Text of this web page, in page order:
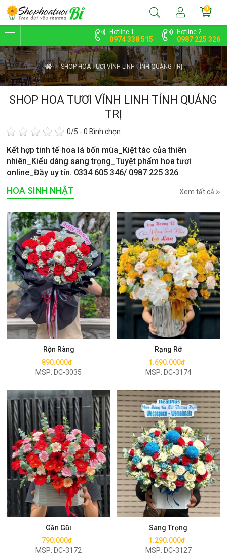
Hotline 1
0974 338 515
Hotline 2
0987 225 326
0
SHOP HOA TƯƠI VĨNH LINH TỈNH QUẢNG TRỊ
SHOP HOA TƯƠI VĨNH LINH TỈNH QUẢNG
TRỊ
0/5 -0 Bình chọn
Kết hợp tinh tế hoa lá bốn mùa_Kiệt tác của thiên
nhiên_Kiểu dáng sang trọng_Tuyệt phẩm hoa tươi
online_Đầy uy tín. 0334 605 346/ 0987 225 326
HOA SINH NHẬT Xem tất cả
Rộn Ràng
890.000đ
MSP: DC-3035
Mua ngay
Rạng Rỡ
1.690.000đ
MSP: DC-3174
Mua ngay
Gần Gũi
790.000đ
MSP: DC-3172
Mua ngay
Sang Trọng
1.290.000đ
MSP: DC-3127
Mua ngay